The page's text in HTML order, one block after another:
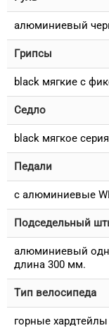
алюминиевый
Грипсы
black мягкие c
Седло
black мягкое
Педали
с алюминиевые
Подседельный
алюминиевый
длина 300 мм.
Тип велосипеда
горные хардтейлы